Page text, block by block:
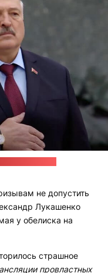
не допустить
Лукашенко
у обелиска на
страшное
провластных